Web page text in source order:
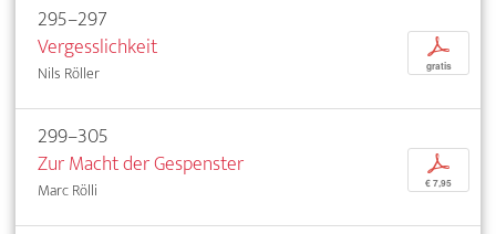
295–297
Vergesslichkeit
Nils Röller
p
gratis
299–305
Zur Macht der Gespenster
Marc Rölli
p
€ 7,95